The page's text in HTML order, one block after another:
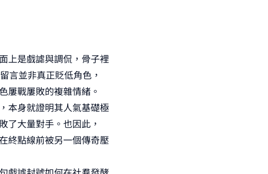
上是戲謔與調侃，骨子裡
言並非真正貶低角色，
屢戰屢敗的複雜情緒。
本身就證明其人氣基礎極
大量對手。也因此，
終點線前被另一個傳奇壓